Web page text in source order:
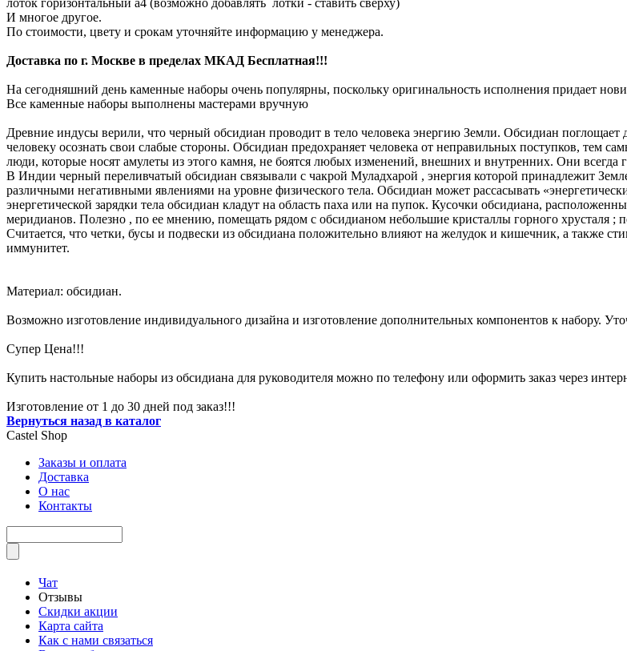
лоток горизонтальный а4 (возможно добавлять лотки - ставить сверху)
И многое другое.
По стоимости, цвету и срокам уточняйте информацию у менеджера.
Доставка по г. Москве в пределах МКАД Бесплатная!!!
На сегодняшний день каменные наборы очень популярны, поскольку оригинальность исполнения придает
Все каменные наборы выполнены мастерами вручную
Древние индусы верили, что черный обсидиан проводит в тело человека энергию Земли. Обсидиан поглощает
человеку осознать свои слабые стороны. Обсидиан предохраняет человека от неправильных поступков, тем
люди, которые носят амулеты из этого камня, не боятся любых изменений, внешних и внутренних. Они всегда
В Индии черный переливчатый обсидиан связывали с чакрой Муладхарой , энергия которой принадлежит
различными негативными явлениями на уровне физического тела. Обсидиан может рассасывать
энергетической зарядки тела обсидиан кладут на область паха или на пупок. Кусочки обсидиана,
меридианов. Полезно , по ее мнению, помещать рядом с обсидианом небольшие кристаллы горного хрусталя
Считается, что четки, бусы и подвески из обсидиана положительно влияют на желудок и кишечник, а также
иммунитет.
Материал: обсидиан.
Возможно изготовление индивидуального дизайна и изготовление дополнительных компонентов к набору.
Супер Цена!!!
Купить настольные наборы из обсидиана для руководителя можно по телефону или оформить заказ через
Изготовление от 1 до 30 дней под заказ!!!
Вернуться назад в каталог
Castel Shop
Заказы и оплата
Доставка
О нас
Контакты
Чат
Отзывы
Скидки акции
Карта сайта
Как с нами связаться